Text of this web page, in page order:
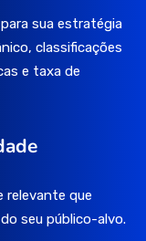
sua estratégia
classificações
e taxa de
relevante que
seu público-alvo.